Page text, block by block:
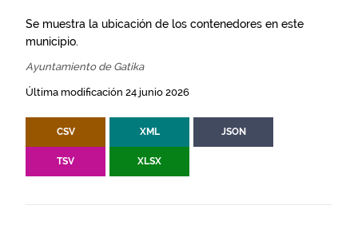
Se muestra la ubicación de los contenedores en este
municipio.
Ayuntamiento de Gatika
Última modificación 24 junio 2026
CSV XML JSON
TSV XLSX